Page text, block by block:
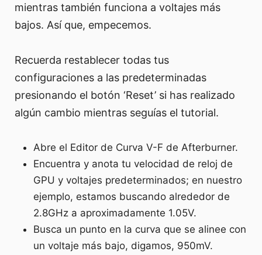
mientras también funciona a voltajes más
bajos. Así que, empecemos.
Recuerda restablecer todas tus
configuraciones a las predeterminadas
presionando el botón ‘Reset’ si has realizado
algún cambio mientras seguías el tutorial.
Abre el Editor de Curva V-F de Afterburner.
Encuentra y anota tu velocidad de reloj de
GPU y voltajes predeterminados; en nuestro
ejemplo, estamos buscando alrededor de
2.8GHz a aproximadamente 1.05V.
Busca un punto en la curva que se alinee con
un voltaje más bajo, digamos, 950mV.